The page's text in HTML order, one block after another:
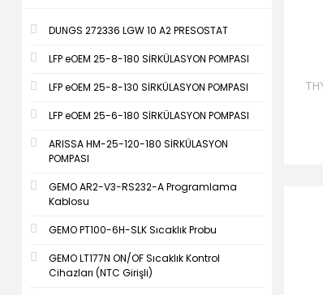
DUNGS 272336 LGW 10 A2 PRESOSTAT
LFP eOEM 25-8-180 SİRKÜLASYON POMPASI
LFP eOEM 25-8-130 SİRKÜLASYON POMPASI
LFP eOEM 25-6-180 SİRKÜLASYON POMPASI
ARISSA HM-25-120-180 SİRKÜLASYON
POMPASI
GEMO AR2-V3-RS232-A Programlama
Kablosu
GEMO PT100-6H-SLK Sıcaklık Probu
GEMO LT177N ON/OF Sıcaklık Kontrol
Cihazları (NTC Girişli)